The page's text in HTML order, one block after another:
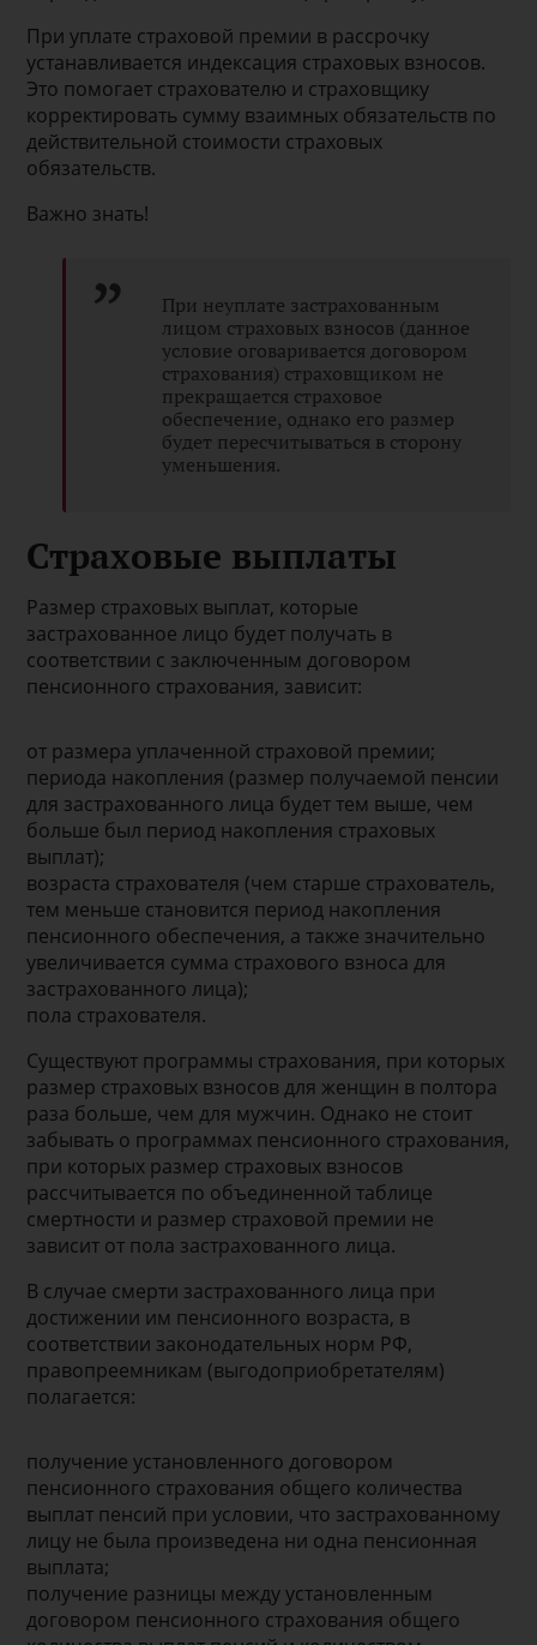
При уплате страховой премии в рассрочку
устанавливается индексация страховых взносов.
Это помогает страхователю и страховщику
корректировать сумму взаимных обязательств по
действительной стоимости страховых
обязательств.
Важно знать!
При неуплате застрахованным
лицом страховых взносов (данное
условие оговаривается договором
страхования) страховщиком не
прекращается страховое
обеспечение, однако его размер
будет пересчитываться в сторону
уменьшения.
Страховые выплаты
Размер страховых выплат, которые
застрахованное лицо будет получать в
соответствии с заключенным договором
пенсионного страхования, зависит:
от размера уплаченной страховой премии;
периода накопления (размер получаемой пенсии
для застрахованного лица будет тем выше, чем
больше был период накопления страховых
выплат);
возраста страхователя (чем старше страхователь,
тем меньше становится период накопления
пенсионного обеспечения, а также значительно
увеличивается сумма страхового взноса для
застрахованного лица);
пола страхователя.
Существуют программы страхования, при которых
размер страховых взносов для женщин в полтора
раза больше, чем для мужчин. Однако не стоит
забывать о программах пенсионного страхования,
при которых размер страховых взносов
рассчитывается по объединенной таблице
смертности и размер страховой премии не
зависит от пола застрахованного лица.
В случае смерти застрахованного лица при
достижении им пенсионного возраста, в
соответствии законодательных норм РФ,
правопреемникам (выгодоприобретателям)
полагается:
получение установленного договором
пенсионного страхования общего количества
выплат пенсий при условии, что застрахованному
лицу не была произведена ни одна пенсионная
выплата;
получение разницы между установленным
договором пенсионного страхования общего